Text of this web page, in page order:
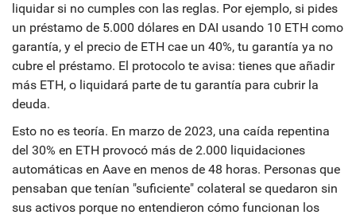
liquidar si no cumples con las reglas. Por ejemplo, si pides
un préstamo de 5.000 dólares en DAI usando 10 ETH como
garantía, y el precio de ETH cae un 40%, tu garantía ya no
cubre el préstamo. El protocolo te avisa: tienes que añadir
más ETH, o liquidará parte de tu garantía para cubrir la
deuda.
Esto no es teoría. En marzo de 2023, una caída repentina
del 30% en ETH provocó más de 2.000 liquidaciones
automáticas en Aave en menos de 48 horas. Personas que
pensaban que tenían "suficiente" colateral se quedaron sin
sus activos porque no entendieron cómo funcionan los